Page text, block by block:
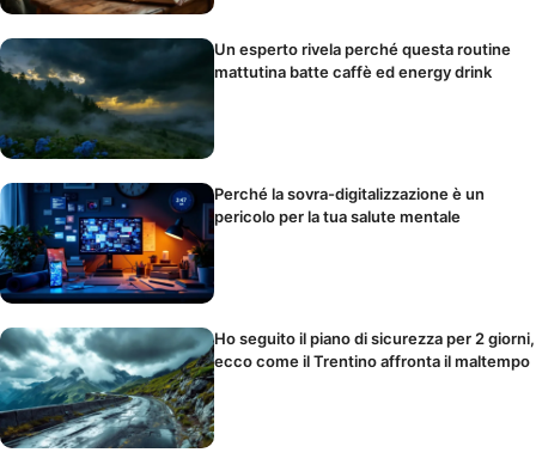
Un esperto rivela perché questa routine
mattutina batte caffè ed energy drink
Perché la sovra-digitalizzazione è un
pericolo per la tua salute mentale
Ho seguito il piano di sicurezza per 2 giorni,
ecco come il Trentino affronta il maltempo